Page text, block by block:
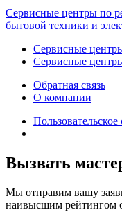
Сервисные центры по
бытовой техники и
Сервисные
Сервисные
Обратная связь
О компании
Вызвать
Мы отправим вашу
наивысшим рейтингом